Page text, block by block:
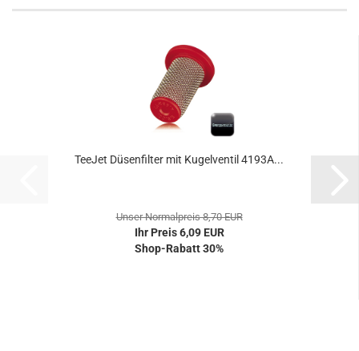
TeeJet Düsenfilter mit Kugelventil 4193A...
Unser Normalpreis 8,70 EUR
Ihr Preis 6,09 EUR
Shop-Rabatt 30%